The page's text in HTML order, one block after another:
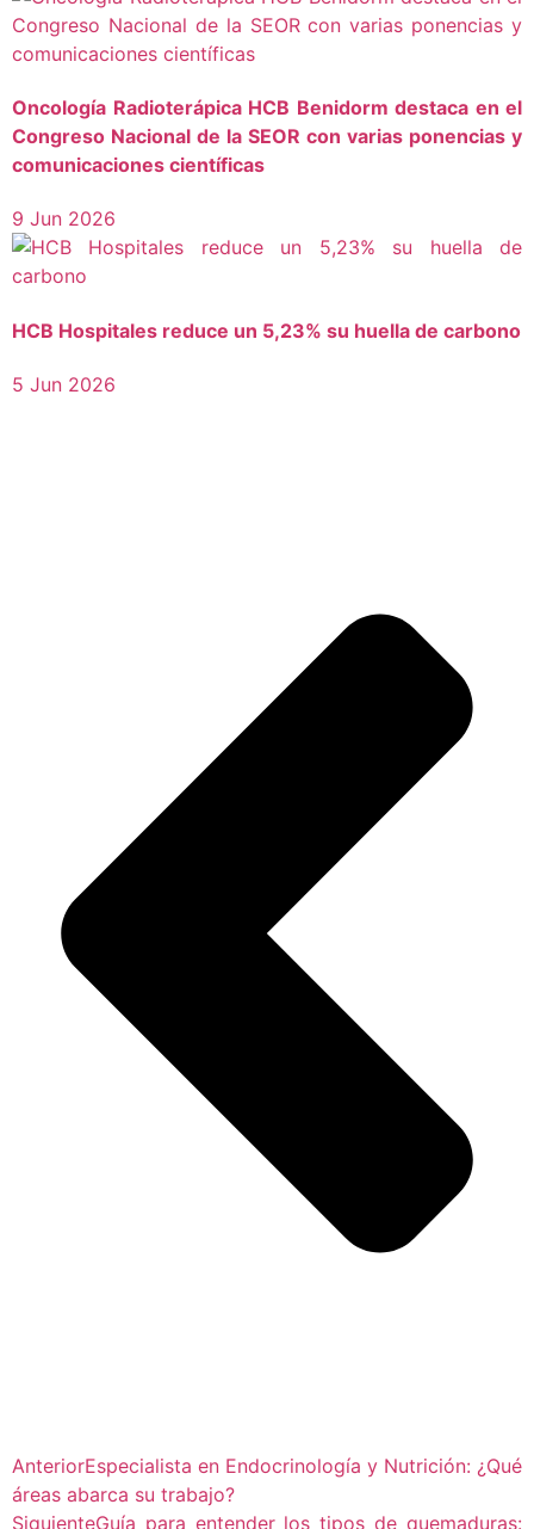
Oncología Radioterápica HCB Benidorm destaca en el
Congreso Nacional de la SEOR con varias ponencias y
comunicaciones científicas
9 Jun 2026
HCB Hospitales reduce un 5,23% su huella de carbono
5 Jun 2026
AnteriorEspecialista en Endocrinología y Nutrición: ¿Qué
áreas abarca su trabajo?
SiguienteGuía para entender los tipos de quemaduras: